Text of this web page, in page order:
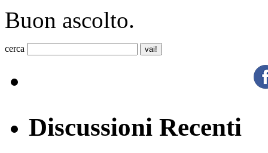
Buon ascolto.
cerca
Discussioni Recenti